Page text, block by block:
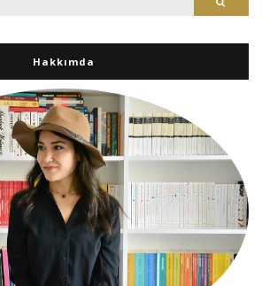
Hakkımda